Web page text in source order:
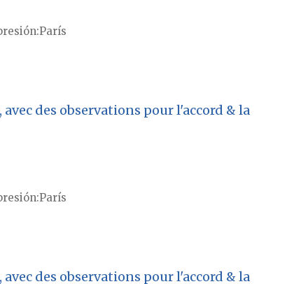
París
des observations pour l'accord & la
París
des observations pour l'accord & la